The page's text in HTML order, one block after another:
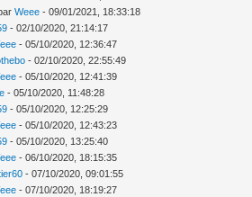
Weee - 09/01/2021, 18:33:18
- 02/10/2020, 21:14:17
- 05/10/2020, 12:36:47
- 02/10/2020, 22:55:49
- 05/10/2020, 12:41:39
- 05/10/2020, 11:48:28
- 05/10/2020, 12:25:29
- 05/10/2020, 12:43:23
- 05/10/2020, 13:25:40
- 06/10/2020, 18:15:35
- 07/10/2020, 09:01:55
- 07/10/2020, 18:19:27